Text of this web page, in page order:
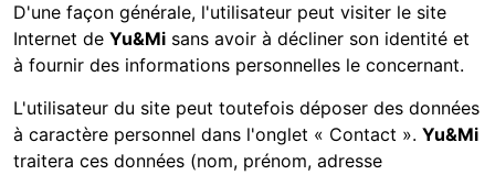
D'une façon générale, l'utilisateur peut visiter le site
Internet de Yu&Mi sans avoir à décliner son identité et
à fournir des informations personnelles le concernant.
L'utilisateur du site peut toutefois déposer des données
à caractère personnel dans l'onglet « Contact ». Yu&Mi
traitera ces données (nom, prénom, adresse